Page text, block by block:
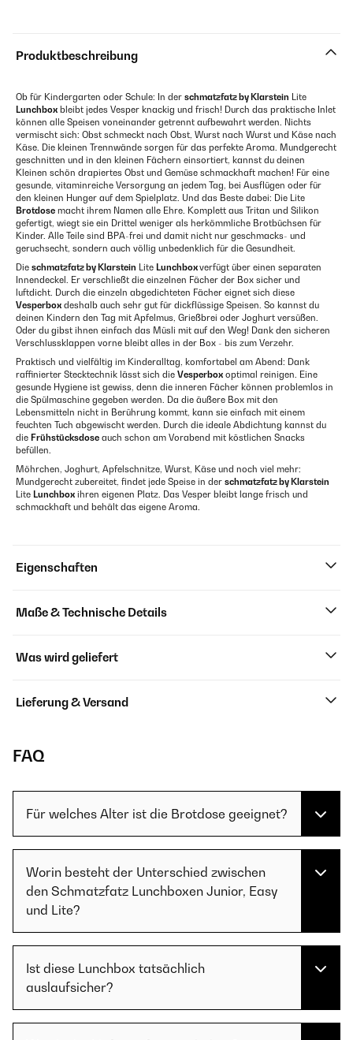
Produktbeschreibung
Ob für Kindergarten oder Schule: In der schmatzfatz by Klarstein Lite
Lunchbox bleibt jedes Vesper knackig und frisch! Durch das praktische Inlet
können alle Speisen voneinander getrennt aufbewahrt werden. Nichts
vermischt sich: Obst schmeckt nach Obst, Wurst nach Wurst und Käse nach
Käse. Die kleinen Trennwände sorgen für das perfekte Aroma. Mundgerecht
geschnitten und in den kleinen Fächern einsortiert, kannst du deinen
Kleinen schön drapiertes Obst und Gemüse schmackhaft machen! Für eine
gesunde, vitaminreiche Versorgung an jedem Tag, bei Ausflügen oder für
den kleinen Hunger auf dem Spielplatz. Und das Beste dabei: Die Lite
Brotdose macht ihrem Namen alle Ehre. Komplett aus Tritan und Silikon
gefertigt, wiegt sie ein Drittel weniger als herkömmliche Brotbüchsen für
Kinder. Alle Teile sind BPA-frei und damit nicht nur geschmacks- und
geruchsecht, sondern auch völlig unbedenklich für die Gesundheit.
Die schmatzfatz by Klarstein Lite Lunchboxverfügt über einen separaten
Innendeckel. Er verschließt die einzelnen Fächer der Box sicher und
luftdicht. Durch die einzeln abgedichteten Fächer eignet sich diese
Vesperbox deshalb auch sehr gut für dickflüssige Speisen. So kannst du
deinen Kindern den Tag mit Apfelmus, Grießbrei oder Joghurt versüßen.
Oder du gibst ihnen einfach das Müsli mit auf den Weg! Dank den sicheren
Verschlussklappen vorne bleibt alles in der Box - bis zum Verzehr.
Praktisch und vielfältig im Kinderalltag, komfortabel am Abend: Dank
raffinierter Stecktechnik lässt sich die Vesperbox optimal reinigen. Eine
gesunde Hygiene ist gewiss, denn die inneren Fächer können problemlos in
die Spülmaschine gegeben werden. Da die äußere Box mit den
Lebensmitteln nicht in Berührung kommt, kann sie einfach mit einem
feuchten Tuch abgewischt werden. Durch die ideale Abdichtung kannst du
die Frühstücksdose auch schon am Vorabend mit köstlichen Snacks
befüllen.
Möhrchen, Joghurt, Apfelschnitze, Wurst, Käse und noch viel mehr:
Mundgerecht zubereitet, findet jede Speise in der schmatzfatz by Klarstein
Lite Lunchbox ihren eigenen Platz. Das Vesper bleibt lange frisch und
schmackhaft und behält das eigene Aroma.
Eigenschaften
Maße & Technische Details
Was wird geliefert
Lieferung & Versand
FAQ
Für welches Alter ist die Brotdose geeignet?
Worin besteht der Unterschied zwischen
den Schmatzfatz Lunchboxen Junior, Easy
und Lite?
Ist diese Lunchbox tatsächlich
auslaufsicher?